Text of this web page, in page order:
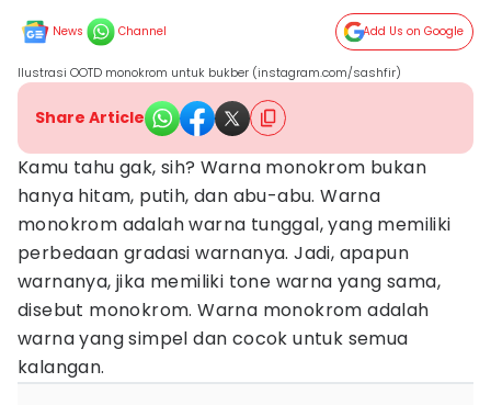
News Channel Add Us on Google
Ilustrasi OOTD monokrom untuk bukber (instagram.com/sashfir)
Share Article
Kamu tahu gak, sih? Warna monokrom bukan
hanya hitam, putih, dan abu-abu. Warna
monokrom adalah warna tunggal, yang memiliki
perbedaan gradasi warnanya. Jadi, apapun
warnanya, jika memiliki tone warna yang sama,
disebut monokrom. Warna monokrom adalah
warna yang simpel dan cocok untuk semua
kalangan.